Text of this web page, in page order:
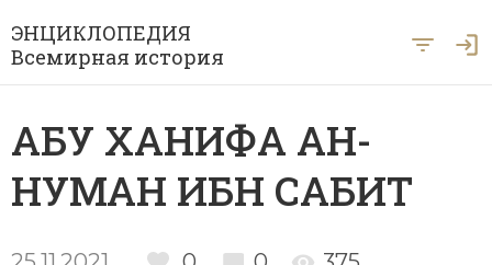
ЭНЦИКЛОПЕДИЯ
Всемирная история
Рубрики
Азия
Археология
Периоды
Античность
АБУ ХАНИФА АН-
НУМАН ИБН САБИТ